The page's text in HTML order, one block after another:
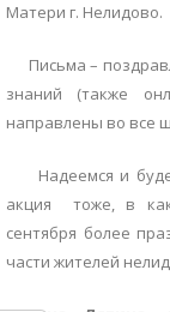
Матери г. Нелидово.
Письма –
знаний (также
направлены во все
Надеемся и
акция тоже, в
сентября более
части жителей